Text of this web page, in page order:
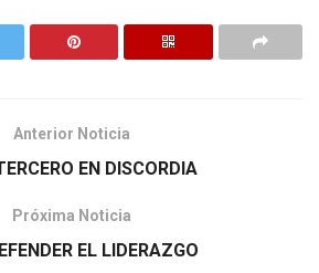
Anterior Noticia
EN DISCORDIA
Próxima Noticia
EL LIDERAZGO